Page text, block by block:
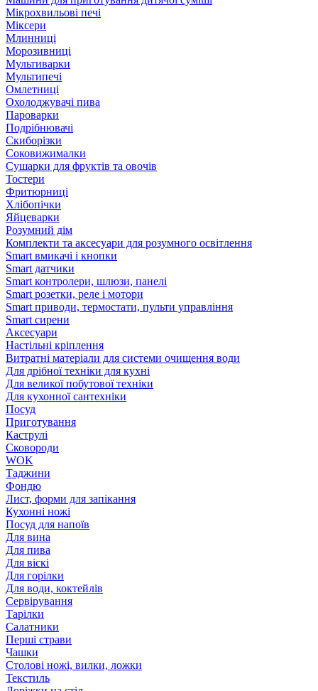
Мікрохвильові печі
Міксери
Млинниці
Морозивниці
Мультиварки
Мультипечі
Омлетниці
Охолоджувачі пива
Пароварки
Подрібнювачі
Скиборізки
Соковижималки
Сушарки для фруктів та овочів
Тостери
Фритюрниці
Хлібопічки
Яйцеварки
Розумний дім
Комплекти та аксесуари для розумного освітлення
Smart вмикачі і кнопки
Smart датчики
Smart контролери, шлюзи, панелі
Smart розетки, реле і мотори
Smart приводи, термостати, пульти управління
Smart сирени
Аксесуари
Настільні кріплення
Витратні матеріали для системи очищення води
Для дрібної техніки для кухні
Для великої побутової техніки
Для кухонної сантехніки
Посуд
Приготування
Каструлі
Сковороди
WOK
Таджини
Фондю
Лист, форми для запікання
Кухонні ножі
Посуд для напоїв
Для вина
Для пива
Для віскі
Для горілки
Для води, коктейлів
Сервірування
Тарілки
Салатники
Перші страви
Чашки
Столові ножі, вилки, ложки
Текстиль